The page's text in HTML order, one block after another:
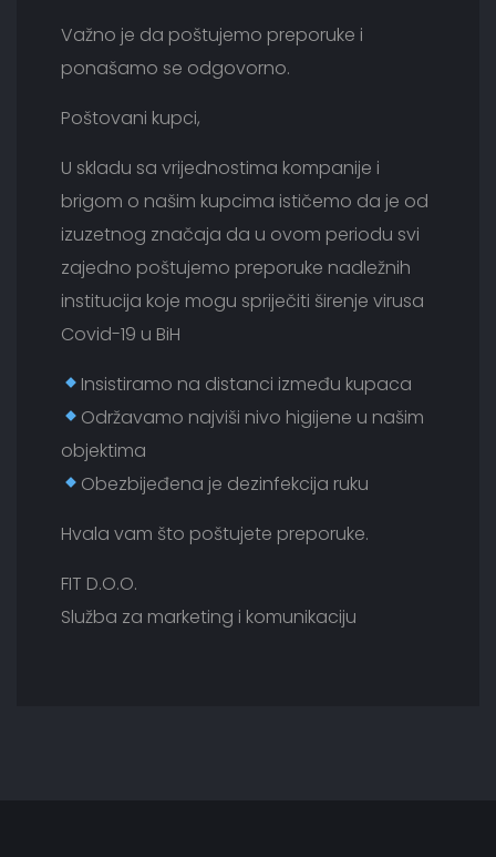
Važno je da poštujemo preporuke i
ponašamo se odgovorno.
Poštovani kupci,
U skladu sa vrijednostima kompanije i
brigom o našim kupcima ističemo da je od
izuzetnog značaja da u ovom periodu svi
zajedno poštujemo preporuke nadležnih
institucija koje mogu spriječiti širenje virusa
Covid-19 u BiH
Insistiramo na distanci između kupaca
Održavamo najviši nivo higijene u našim
objektima
Obezbijeđena je dezinfekcija ruku
Hvala vam što poštujete preporuke.
FIT D.O.O.
Služba za marketing i komunikaciju